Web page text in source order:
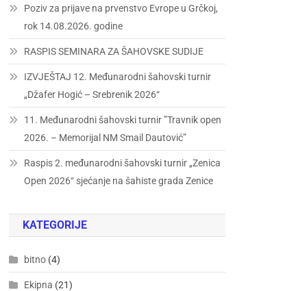
Poziv za prijave na prvenstvo Evrope u Grčkoj,
rok 14.08.2026. godine
RASPIS SEMINARA ZA ŠAHOVSKE SUDIJE
IZVJEŠTAJ 12. Međunarodni šahovski turnir
„Džafer Hogić – Srebrenik 2026“
11. Međunarodni šahovski turnir ”Travnik open
2026. – Memorijal NM Smail Dautović”
Raspis 2. međunarodni šahovski turnir „Zenica
Open 2026“ sjećanje na šahiste grada Zenice
KATEGORIJE
bitno (4)
Ekipna (21)